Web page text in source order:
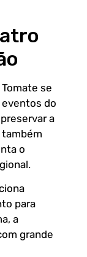
se
do
a
também
o
para
a
grande